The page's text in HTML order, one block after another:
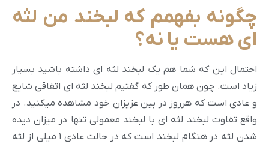
چگونه بفهمم که لبخند من لثه
ای هست یا نه؟
احتمال این که شما هم یک لبخند لثه ای داشته باشید بسیار
زیاد است. چون همان طور که گفتیم لبخند لثه ای اتفاقی شایع
و عادی است که هرروز در بین عزیزان خود مشاهده میکنید. در
واقع تفاوت لبخند لثه ای با لبخند معمولی تنها در میزان دیده
شدن لثه در هنگام لبخند است که در حالت عادی ۱ میلی از لثه